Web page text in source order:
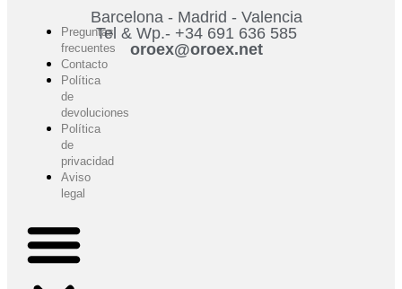
Preguntas
frecuentes
Contacto
Política
de
devoluciones
Política
de
privacidad
Aviso
legal
Barcelona - Madrid - Valencia
Tel & Wp.- +34 691 636 585
oroex@oroex.net